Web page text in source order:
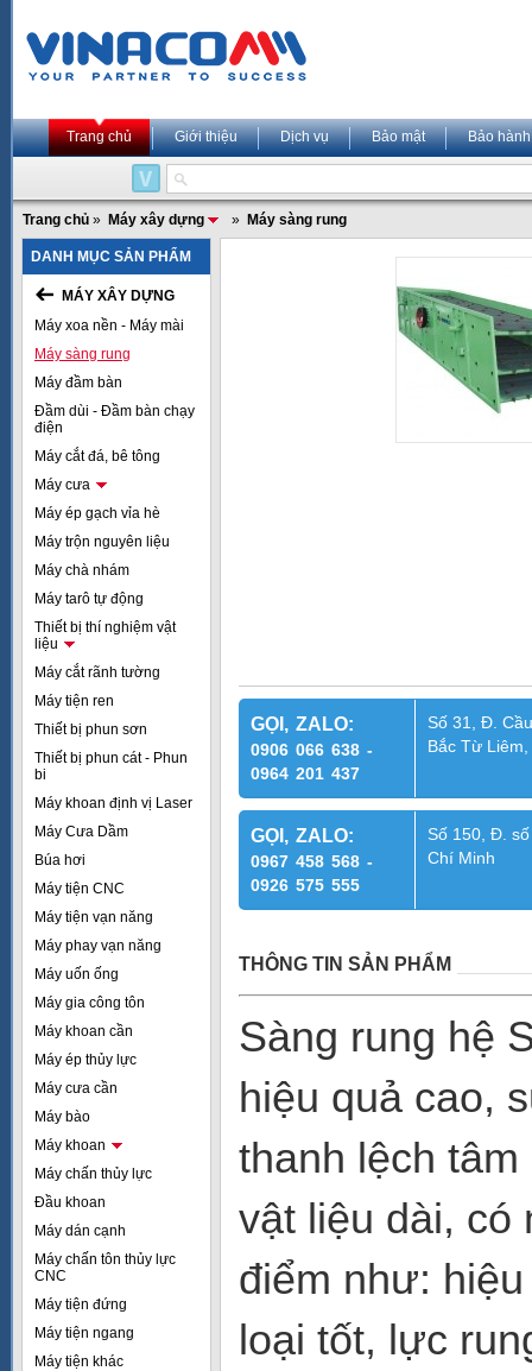
Trang chủ Giới thiệu Dịch vụ Bảo mật Bảo hành
Trang chủ » Máy xây dựng » Máy sàng rung
DANH MỤC SẢN PHẨM
MÁY XÂY DỰNG
Máy xoa nền - Máy mài
Máy sàng rung
Máy đầm bàn
Đầm dùi - Đầm bàn chạy
điện
Máy cắt đá, bê tông
Máy cưa
Máy ép gạch vỉa hè
Máy trộn nguyên liệu
Máy chà nhám
Máy tarô tự động
Thiết bị thí nghiệm vật
liệu
Máy cắt rãnh tường
Máy tiện ren
Thiết bị phun sơn
Thiết bị phun cát - Phun
bi
Máy khoan định vị Laser
Máy Cưa Dầm
Búa hơi
Máy tiện CNC
Máy tiện vạn năng
Máy phay vạn năng
Máy uốn ống
Máy gia công tôn
Máy khoan cần
Máy ép thủy lực
Máy cưa cần
Máy bào
Máy khoan
Máy chấn thủy lực
Đầu khoan
Máy dán cạnh
Máy chấn tôn thủy lực
CNC
Máy tiện đứng
Máy tiện ngang
Máy tiện khác
GỌI, ZALO:
0906 066 638 -
0964 201 437
Số 31, Đ.
Bắc Từ
GỌI, ZALO:
0967 458 568 -
0926 575 555
Số 150, Đ.
Chí Minh
THÔNG TIN SẢN PHẨM
Sàng rung hệ
hiệu quả cao,
thanh lệch
vật liệu dài, có
điểm như:
loại tốt, lực